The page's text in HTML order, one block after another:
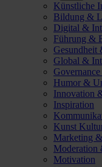
Künstliche
Bildung &
Digital &
Führung &
Gesundheit
Global &
Humor &
Innovation
Inspiration
Kunst
Marketing
Moderation
Motivation